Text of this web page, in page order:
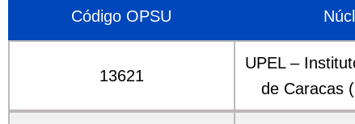
Código OPSU
13621
UPEL –
de Caracas